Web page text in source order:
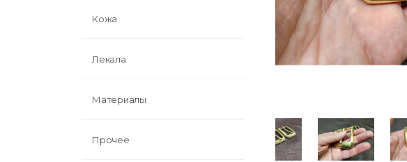
Кожа
Лекала
Материалы
Прочее